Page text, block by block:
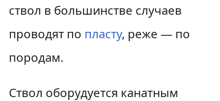
в
и
ствол в большинстве случаев
проводят по пласту, реже — по
породам.
Ствол оборудуется канатным